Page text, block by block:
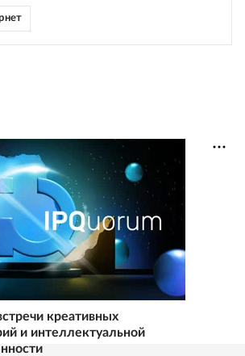
креативных
и интеллектуальной